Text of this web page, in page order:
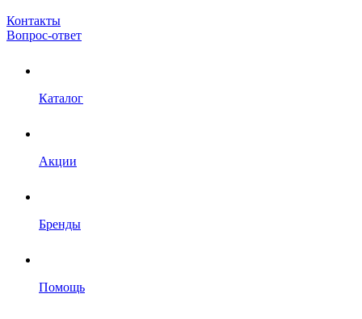
Контакты
Вопрос-ответ
Каталог
Акции
Бренды
Помощь